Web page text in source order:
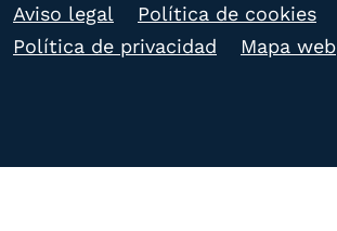
Aviso legal
Política de cookies
Política de privacidad
Mapa web